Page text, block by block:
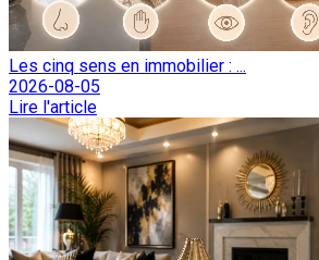
Les cinq sens en immobilier : ...
2026-08-05
Lire l'article